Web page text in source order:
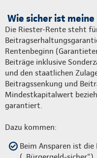
Wie sicher ist
Die Riester-Rente steht
Rentenbeginn
Beiträge inklusive
und den staatlichen
Beitragssenkung und
Mindestkapitalwert
garantiert.
Dazu kommen:
Beim Ansparen ist